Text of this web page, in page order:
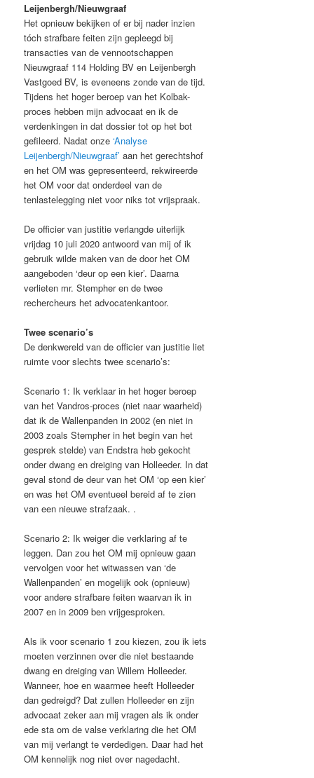
Leijenbergh/Nieuwgraaf
Het opnieuw bekijken of er bij nader inzien
tóch strafbare feiten zijn gepleegd bij
transacties van de vennootschappen
Nieuwgraaf 114 Holding BV en Leijenbergh
Vastgoed BV, is eveneens zonde van de tijd.
Tijdens het hoger beroep van het Kolbak-
proces hebben mijn advocaat en ik de
verdenkingen in dat dossier tot op het bot
gefileerd. Nadat onze‘Analyse
Leijenbergh/Nieuwgraaf’ aan het gerechtshof
en het OM was gepresenteerd, rekwireerde
het OM voor dat onderdeel van de
tenlastelegging niet voor niks tot vrijspraak.
De officier van justitie verlangde uiterlijk
vrijdag 10 juli 2020 antwoord van mij of ik
gebruik wilde maken van de door het OM
aangeboden ‘deur op een kier’. Daarna
verlieten mr. Stempher en de twee
rechercheurs het advocatenkantoor.
Twee scenario’s
De denkwereld van de officier van justitie liet
ruimte voor slechts twee scenario’s:
Scenario 1: Ik verklaar in het hoger beroep
van het Vandros-proces (niet naar waarheid)
dat ik de Wallenpanden in 2002 (en niet in
2003 zoals Stempher in het begin van het
gesprek stelde) van Endstra heb gekocht
onder dwang en dreiging van Holleeder. In dat
geval stond de deur van het OM ‘op een kier’
en was het OM eventueel bereid af te zien
van een nieuwe strafzaak. .
Scenario 2: Ik weiger die verklaring af te
leggen. Dan zou het OM mij opnieuw gaan
vervolgen voor het witwassen van ‘de
Wallenpanden’ en mogelijk ook (opnieuw)
voor andere strafbare feiten waarvan ik in
2007 en in 2009 ben vrijgesproken.
Als ik voor scenario 1 zou kiezen, zou ik iets
moeten verzinnen over die niet bestaande
dwang en dreiging van Willem Holleeder.
Wanneer, hoe en waarmee heeft Holleeder
dan gedreigd? Dat zullen Holleeder en zijn
advocaat zeker aan mij vragen als ik onder
ede sta om de valse verklaring die het OM
van mij verlangt te verdedigen. Daar had het
OM kennelijk nog niet over nagedacht.